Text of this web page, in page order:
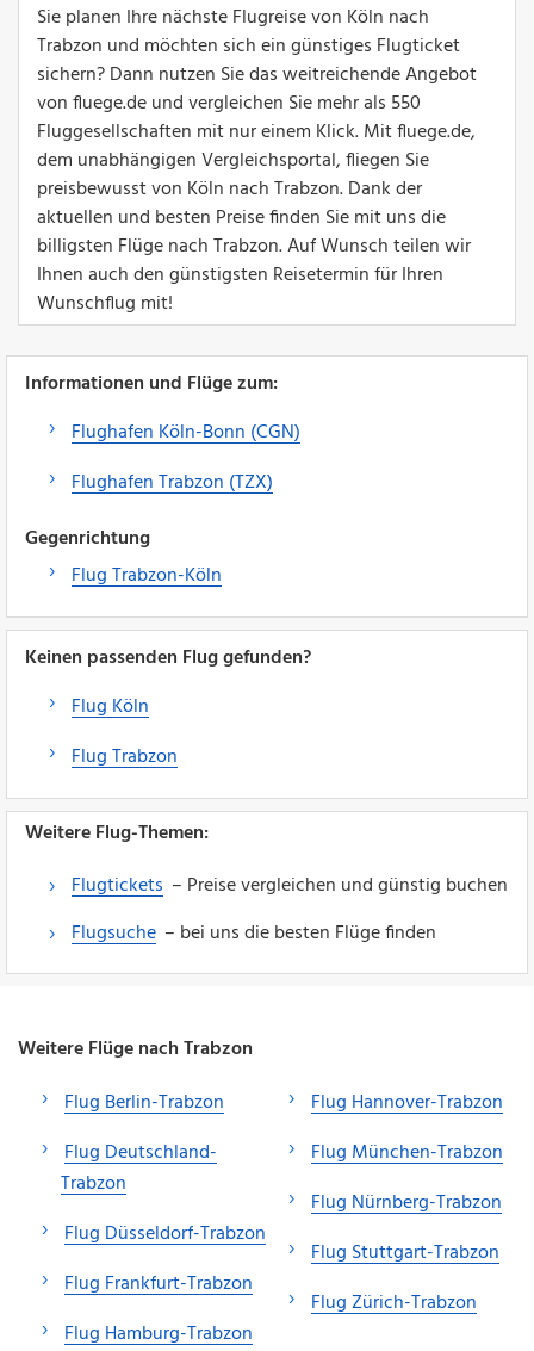
Sie planen Ihre nächste Flugreise von Köln nach
Trabzon und möchten sich ein günstiges Flugticket
sichern? Dann nutzen Sie das weitreichende Angebot
von fluege.de und vergleichen Sie mehr als 550
Fluggesellschaften mit nur einem Klick. Mit fluege.de,
dem unabhängigen Vergleichsportal, fliegen Sie
preisbewusst von Köln nach Trabzon. Dank der
aktuellen und besten Preise finden Sie mit uns die
billigsten Flüge nach Trabzon. Auf Wunsch teilen wir
Ihnen auch den günstigsten Reisetermin für Ihren
Wunschflug mit!
Informationen und Flüge zum:
Flughafen Köln-Bonn (CGN)
Flughafen Trabzon (TZX)
Gegenrichtung
Flug Trabzon-Köln
Keinen passenden Flug gefunden?
Flug Köln
Flug Trabzon
Weitere Flug-Themen:
Flugtickets – Preise vergleichen und günstig buchen
Flugsuche – bei uns die besten Flüge finden
Weitere Flüge nach Trabzon
Flug Berlin-Trabzon
Flug Deutschland-
Trabzon
Flug Düsseldorf-Trabzon
Flug Frankfurt-Trabzon
Flug Hamburg-Trabzon
Flug Hannover-Trabzon
Flug München-Trabzon
Flug Nürnberg-Trabzon
Flug Stuttgart-Trabzon
Flug Zürich-Trabzon